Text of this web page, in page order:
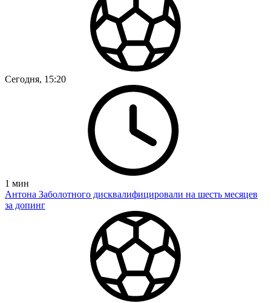
Сегодня, 15:20
1 мин
Антона Заболотного дисквалифицировали на шесть месяцев
за допинг